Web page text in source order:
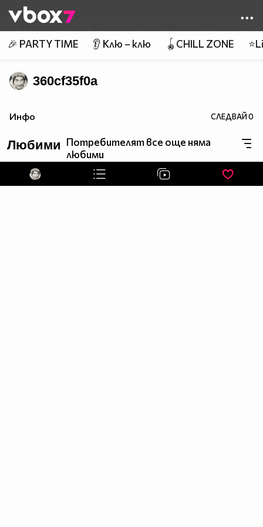
👾
🎉 PARTY TIME 👂 Клю – клю 🪀CHILL ZONE
360cf35f0a
Инфо СЛЕДВАЙ0
Любими Потребителят все още няма
любими